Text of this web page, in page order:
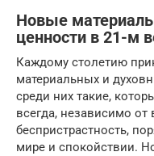
Новые
ценности в 21-м
Каждому столетию
материальных и
среди них такие,
всегда, независимо от
беспристрастность,
мире и спокойствии.